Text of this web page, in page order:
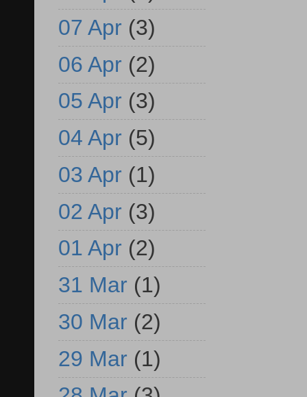
07 Apr (3)
06 Apr (2)
05 Apr (3)
04 Apr (5)
03 Apr (1)
02 Apr (3)
01 Apr (2)
31 Mar (1)
30 Mar (2)
29 Mar (1)